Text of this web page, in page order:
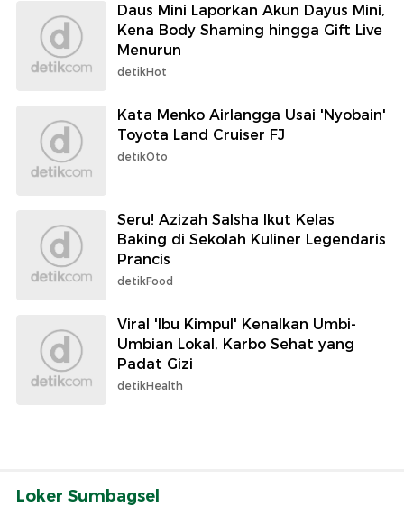
Daus Mini Laporkan Akun Dayus Mini,
Kena Body Shaming hingga Gift Live
Menurun
detikHot
Kata Menko Airlangga Usai 'Nyobain'
Toyota Land Cruiser FJ
detikOto
Seru! Azizah Salsha Ikut Kelas
Baking di Sekolah Kuliner Legendaris
Prancis
detikFood
Viral 'Ibu Kimpul' Kenalkan Umbi-
Umbian Lokal, Karbo Sehat yang
Padat Gizi
detikHealth
Loker Sumbagsel